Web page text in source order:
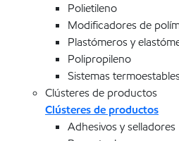
Polietileno
Modificadores de
Plastómeros y
Polipropileno
Sistemas
Clústeres de productos
Clústeres de productos
Adhesivos y selladores